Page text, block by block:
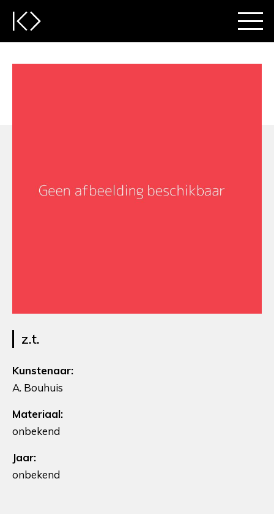
z.t.
Kunstenaar:
A. Bouhuis
Materiaal:
onbekend
Jaar:
onbekend